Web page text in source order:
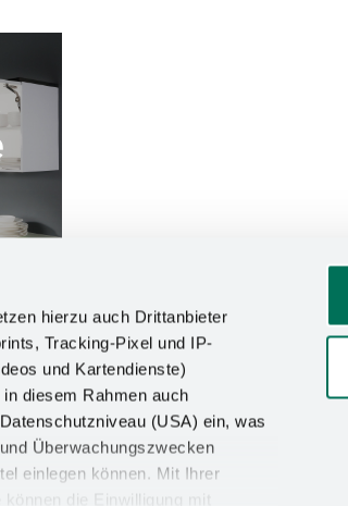
hierzu auch Drittanbieter
Tracking-Pixel und IP-
und Kartendienste)
diesem Rahmen auch
(USA) ein, was
Überwachungszwecken
einlegen können. Mit Ihrer
die Einwilligung mit
INFORMATIONEN
Impressum
Datenschutz